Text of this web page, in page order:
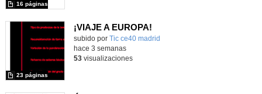
16 páginas
¡VIAJE A EUROPA!
subido por Tic ce40 madrid
23 páginas
hace 3 semanas
53visualizaciones